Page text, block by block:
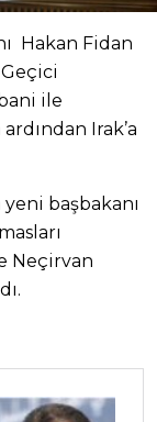
Hakan Fidan
ile
Irak’a
yeni başbakanı
Neçirvan